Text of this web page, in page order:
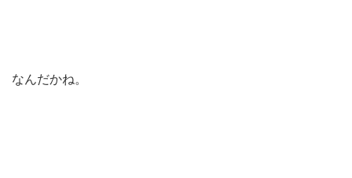
なんだかね。